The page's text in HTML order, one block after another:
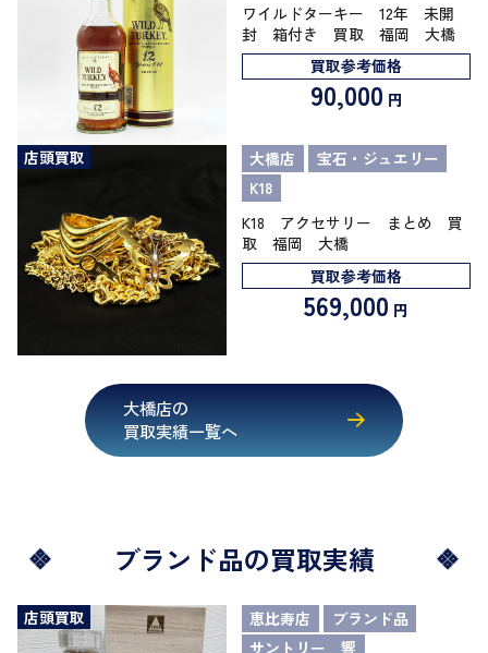
ワイルドターキー 12年 未開
封 箱付き 買取 福岡 大橋
買取参考価格
90,000 円
店頭買取 大橋店
宝石・ジュエリー
K18
K18 アクセサリー まとめ 買
取 福岡 大橋
買取参考価格
569,000 円
大橋店の
買取実績一覧へ
ブランド品の買取実績
店頭買取 恵比寿店
ブランド品
サントリー 響